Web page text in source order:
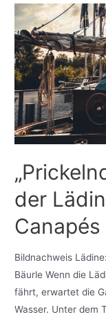
der
Bildnachweis
Bäurle Wenn die
fährt, erwartet die
Wasser. Unter dem